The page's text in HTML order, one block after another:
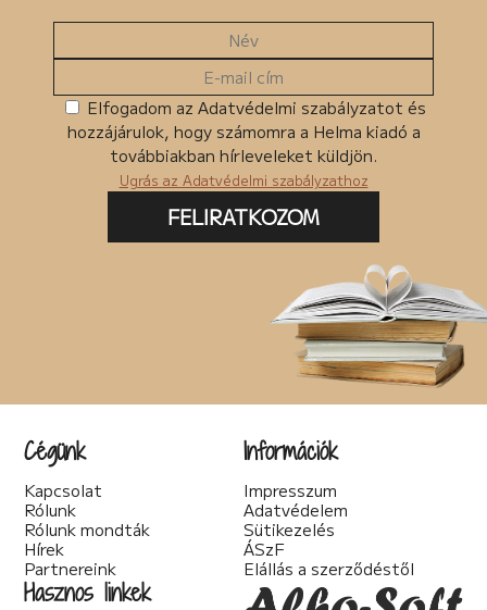
Elfogadom az Adatvédelmi szabályzatot és
hozzájárulok, hogy számomra a Helma kiadó a
továbbiakban hírleveleket küldjön.
Ugrás az Adatvédelmi szabályzathoz
FELIRATKOZOM
Cégünk
Kapcsolat
Rólunk
Rólunk mondták
Hírek
Partnereink
Információk
Impresszum
Adatvédelem
Sütikezelés
ÁSzF
Elállás a szerződéstől
Hasznos linkek